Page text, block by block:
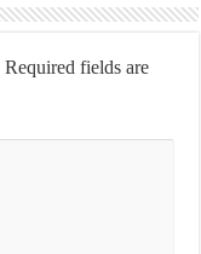
Required fields are